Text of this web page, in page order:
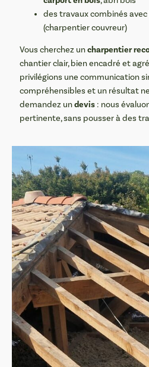
des travaux combinés
(charpentier couvreur)
Vous cherchez uncharpentier
chantier clair, bien encadré et
privilégions une communication
compréhensibles et un résultat
demandez undevis : nous
pertinente, sans pousser à des